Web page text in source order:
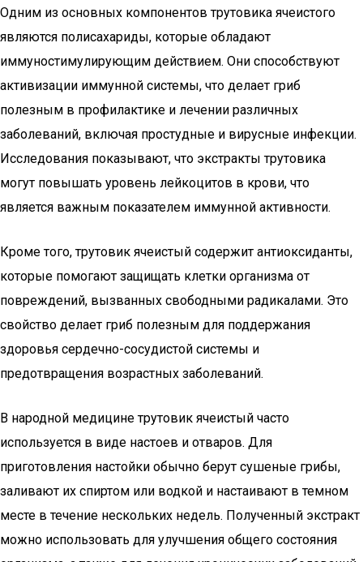
Одним из основных компонентов трутовика ячеистого
являются полисахариды, которые обладают
иммуностимулирующим действием. Они способствуют
активизации иммунной системы, что делает гриб
полезным в профилактике и лечении различных
заболеваний, включая простудные и вирусные инфекции.
Исследования показывают, что экстракты трутовика
могут повышать уровень лейкоцитов в крови, что
является важным показателем иммунной активности.
Кроме того, трутовик ячеистый содержит антиоксиданты,
которые помогают защищать клетки организма от
повреждений, вызванных свободными радикалами. Это
свойство делает гриб полезным для поддержания
здоровья сердечно-сосудистой системы и
предотвращения возрастных заболеваний.
В народной медицине трутовик ячеистый часто
используется в виде настоев и отваров. Для
приготовления настойки обычно берут сушеные грибы,
заливают их спиртом или водкой и настаивают в темном
месте в течение нескольких недель. Полученный экстракт
можно использовать для улучшения общего состояния